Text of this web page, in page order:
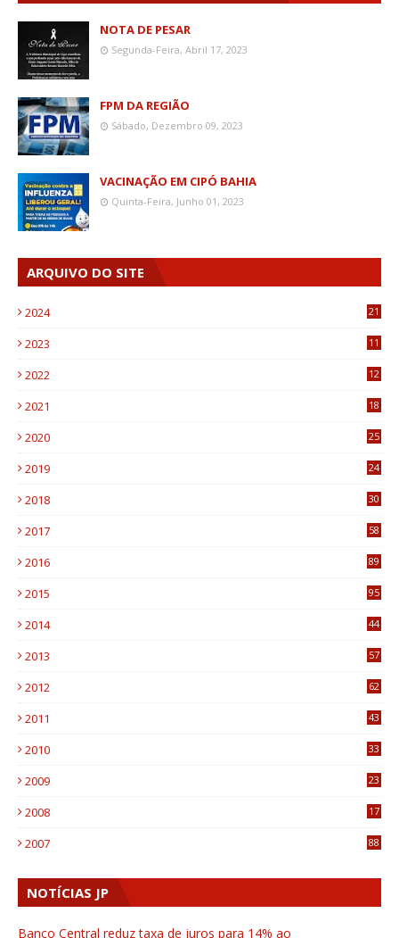
NOTA DE PESAR
Segunda-Feira, Abril 17, 2023
FPM DA REGIÃO
Sábado, Dezembro 09, 2023
VACINAÇÃO EM CIPÓ BAHIA
Quinta-Feira, Junho 01, 2023
ARQUIVO DO SITE
2024 21
2023
11
2022
12
2021
18
2020
25
2019
24
2018
30
2017
58
2016
89
2015
95
2014
44
2013
57
2012
62
2011
43
2010
33
2009
23
2008
17
2007 88
NOTÍCIAS JP
Banco Central reduz taxa de juros para 14% ao